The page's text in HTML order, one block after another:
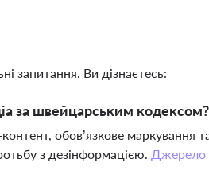
запитання. Ви дізнаєтесь:
за швейцарським кодексом?
обов’язкове маркування
з дезінформацією. Джерело